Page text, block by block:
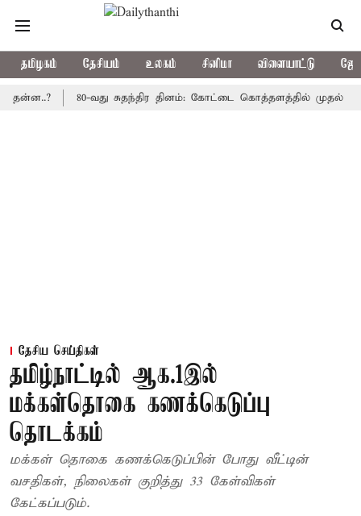
தமிழகம் தேசியம் உலகம் சினிமா விளையாட்டு
80-வது சுதந்திர தினம்: கோட்டை கொத்தளத்தில் முதல்
தேசிய செய்திகள்
தமிழ்நாட்டில் ஆக.1இல்
மக்கள்தொகை கணக்கெடுப்பு
தொடக்கம்
மக்கள் தொகை கணக்கெடுப்பின் போது வீட்டின்
வசதிகள், நிலைகள் குறித்து 33 கேள்விகள்
கேட்கப்படும்.